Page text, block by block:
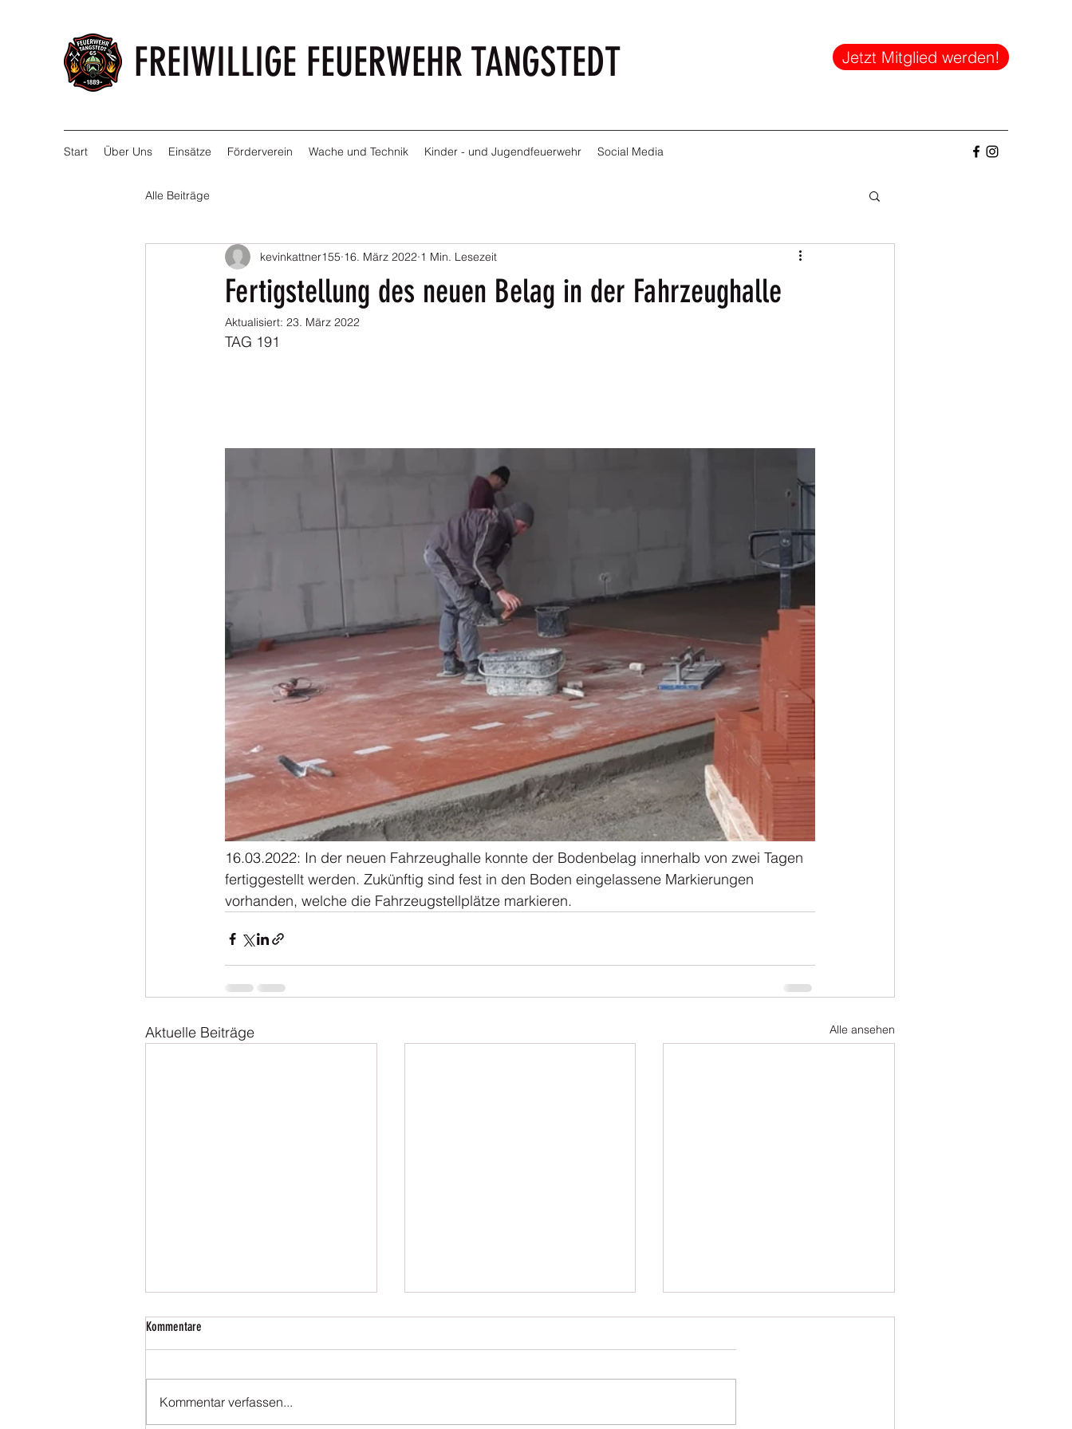
FREIWILLIGE FEUERWEHR TANGSTEDT Jetzt Mitglied werden!
Start Über Uns Einsätze Förderverein Wache und Technik Kinder - und Jugendfeuerwehr Social Media
Alle Beiträge
Fertigstellung des neuen Belag in der Fahrzeughalle
kevinkattner155 16. März 2022 1 Min. Lesezeit
Aktualisiert: 23. März 2022
TAG 191
16.03.2022: In der neuen Fahrzeughalle konnte der Bodenbelag innerhalb von zwei Tagen
fertiggestellt werden. Zukünftig sind fest in den Boden eingelassene Markierungen
vorhanden, welche die Fahrzeugstellplätze markieren.
Aktuelle Beiträge Alle ansehen
Kommentare
Kommentar verfassen...